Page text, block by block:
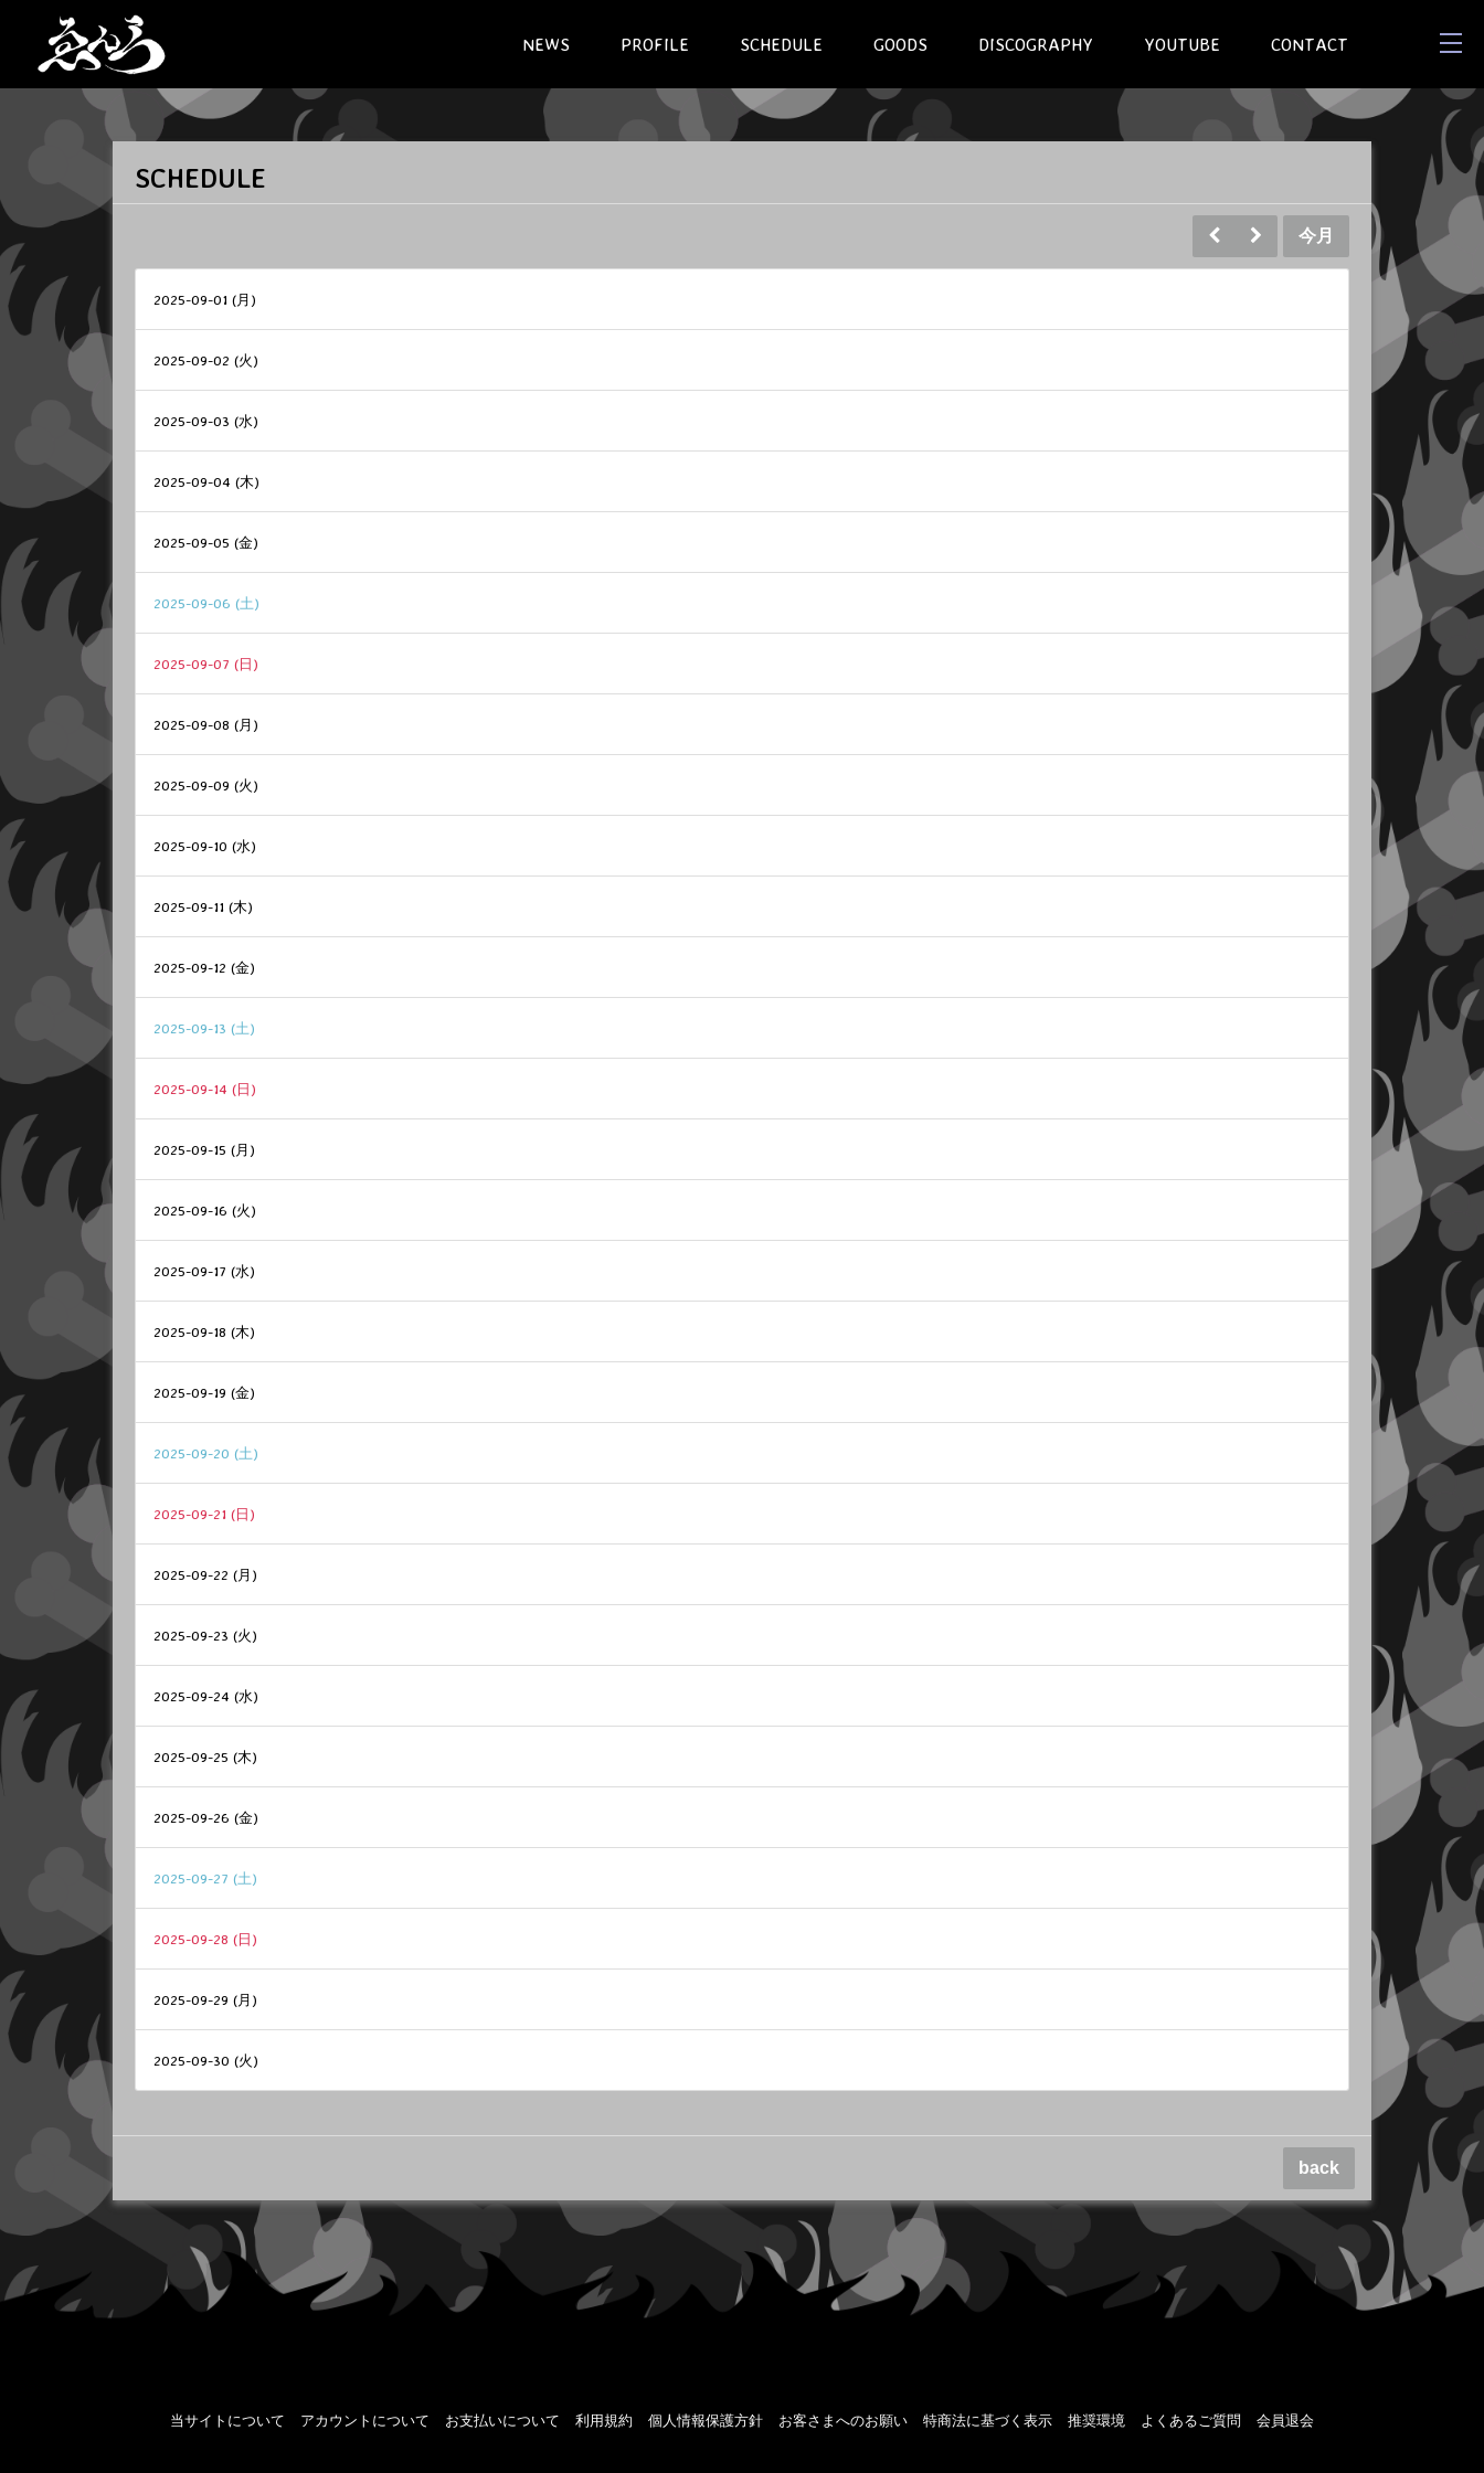
NEWS PROFILE SCHEDULE GOODS DISCOGRAPHY YOUTUBE CONTACT
SCHEDULE
今月
2025-09-01 (月)
2025-09-02 (火)
2025-09-03 (水)
2025-09-04 (木)
2025-09-05 (金)
2025-09-06 (土)
2025-09-07 (日)
2025-09-08 (月)
2025-09-09 (火)
2025-09-10 (水)
2025-09-11 (木)
2025-09-12 (金)
2025-09-13 (土)
2025-09-14 (日)
2025-09-15 (月)
2025-09-16 (火)
2025-09-17 (水)
2025-09-18 (木)
2025-09-19 (金)
2025-09-20 (土)
2025-09-21 (日)
2025-09-22 (月)
2025-09-23 (火)
2025-09-24 (水)
2025-09-25 (木)
2025-09-26 (金)
2025-09-27 (土)
2025-09-28 (日)
2025-09-29 (月)
2025-09-30 (火)
back
当サイトについて アカウントについて お支払いについて 利用規約 個人情報保護方針 お客さまへのお願い 特商法に基づく表示 推奨環境 よくあるご質問 会員退会